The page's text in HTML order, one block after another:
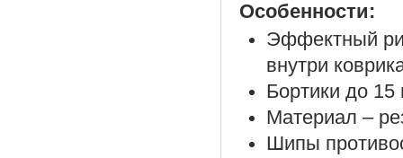
Особенности:
Эффектный
внутри
Бортики до
Материал –
Шипы